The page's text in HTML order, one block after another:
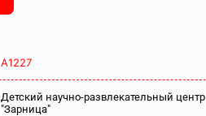
А1227
Детский научно-развлекательный центр
"Зарница"